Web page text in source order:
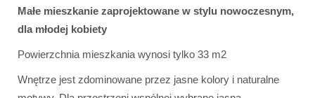
Małe mieszkanie zaprojektowane w stylu nowoczesnym,
dla młodej kobiety
Powierzchnia mieszkania wynosi tylko 33 m2
Wnętrze jest zdominowane przez jasne kolory i naturalne